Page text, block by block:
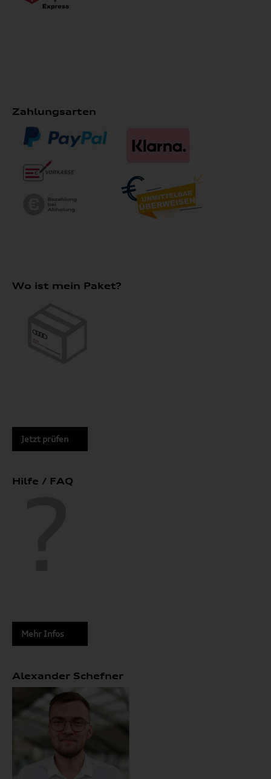
Zahlungsarten
Wo ist mein Paket?
Jetzt prüfen
Hilfe / FAQ
Mehr Infos
Alexander Schefner